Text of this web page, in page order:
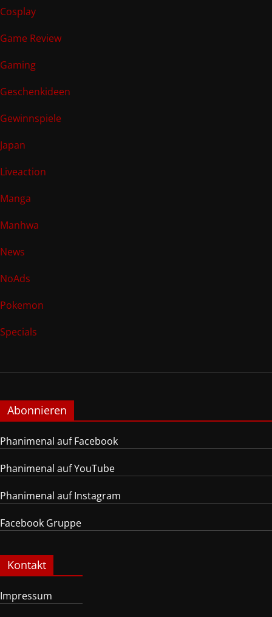
Cosplay
Game Review
Gaming
Geschenkideen
Gewinnspiele
Japan
Liveaction
Manga
Manhwa
News
NoAds
Pokemon
Specials
Abonnieren
Phanimenal auf Facebook
Phanimenal auf YouTube
Phanimenal auf Instagram
Facebook Gruppe
Kontakt
Impressum